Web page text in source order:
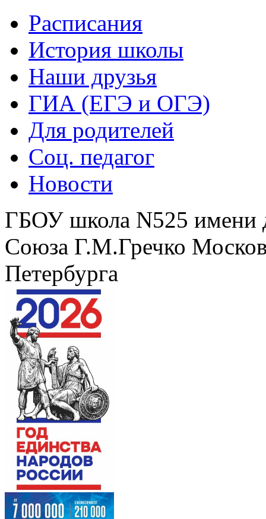
Расписания
История школы
Наши друзья
ГИА (ЕГЭ и ОГЭ)
Для родителей
Соц. педагог
Новости
ГБОУ школа N525 имени
Союза Г.М.Гречко
Петербурга